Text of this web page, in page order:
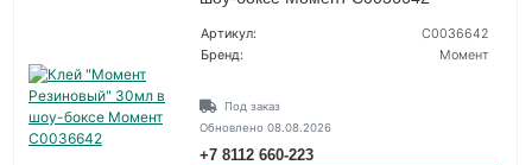
Артикул:
C0036642
Бренд:
Момент
Под заказ
Обновлено 08.08.2026
+7 8112 660-223